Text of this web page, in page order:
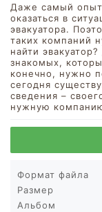
Даже самый
оказаться в
эвакуатора.
таких компаний
найти
знакомых,
конечно, нужно
сегодня
сведения –
нужную
Формат файла
Размер
Альбом